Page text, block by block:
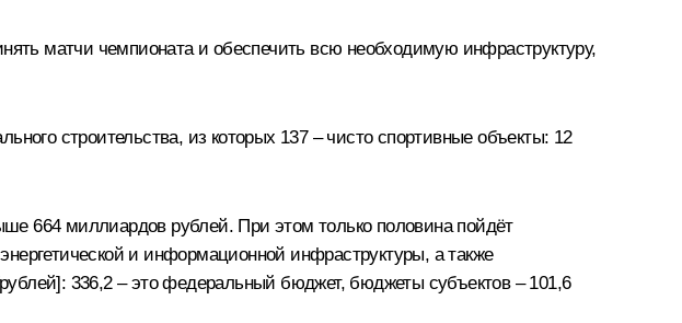
матчи чемпионата и обеспечить всю необходимую инфраструктуру,
строительства, из которых 137 – чисто спортивные объекты: 12
664 миллиардов рублей. При этом только половина пойдёт
и информационной инфраструктуры, а также
336,2 – это федеральный бюджет, бюджеты субъектов – 101,6